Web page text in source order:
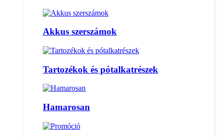
Akkus szerszámok
Tartozékok és pótalkatrészek
Hamarosan